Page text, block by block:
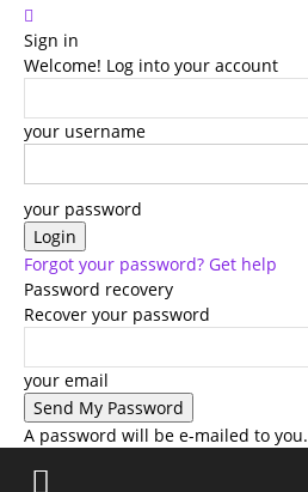
Sign in
Welcome! Log into your account
your username
your password
Forgot your password? Get help
Password recovery
Recover your password
your email
A password will be e-mailed to you.